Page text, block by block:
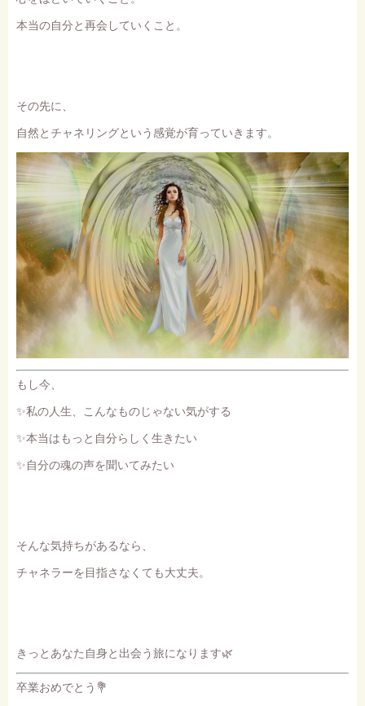
本当の自分と再会していくこと。
その先に、
自然とチャネリングという感覚が育っていきます。
もし今、
✨私の人生、こんなものじゃない気がする
✨本当はもっと自分らしく生きたい
✨自分の魂の声を聞いてみたい
そんな気持ちがあるなら、
チャネラーを目指さなくても大丈夫。
きっとあなた自身と出会う旅になります🌿
卒業おめでとう💐